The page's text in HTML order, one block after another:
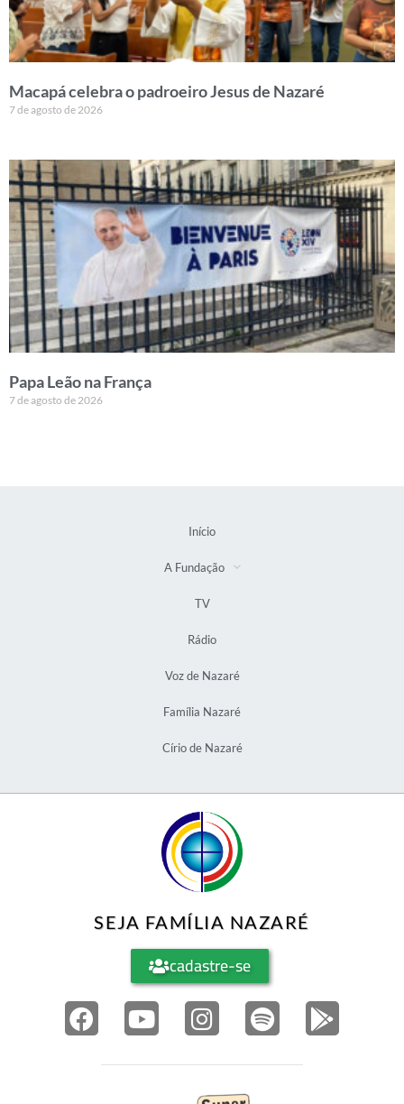
Macapá celebra o padroeiro Jesus de Nazaré
7 de agosto de 2026
Papa Leão na França
7 de agosto de 2026
Início
A Fundação
TV
Rádio
Voz de Nazaré
Família Nazaré
Círio de Nazaré
SEJA FAMÍLIA NAZARÉ
cadastre-se